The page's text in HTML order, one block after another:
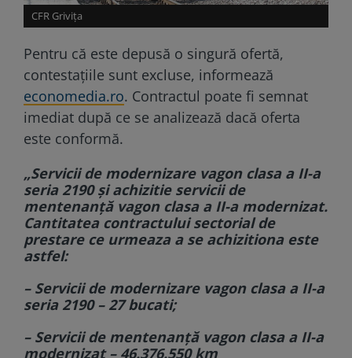
CFR Grivița
Pentru că este depusă o singură ofertă,
contestațiile sunt excluse, informează
economedia.ro. Contractul poate fi semnat
imediat după ce se analizează dacă oferta
este conformă.
„Servicii de modernizare vagon clasa a II-a
seria 2190 și achizitie servicii de
mentenanță vagon clasa a II-a modernizat.
Cantitatea contractului sectorial de
prestare ce urmeaza a se achizitiona este
astfel:
– Servicii de modernizare vagon clasa a II-a
seria 2190 – 27 bucati;
– Servicii de mentenanță vagon clasa a II-a
modernizat – 46.376.550 km